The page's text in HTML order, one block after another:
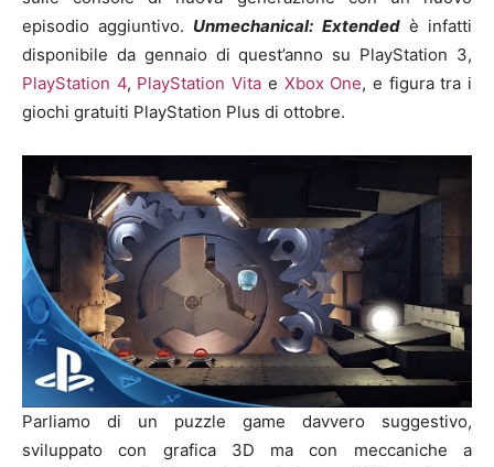
episodio aggiuntivo. Unmechanical: Extendedè infatti
disponibile da gennaio di quest’anno su PlayStation 3,
PlayStation 4, PlayStation Vita e Xbox One, e figura tra i
giochi gratuiti PlayStation Plus di ottobre.
Parliamo di un puzzle game davvero suggestivo,
sviluppato con grafica 3D ma con meccaniche a